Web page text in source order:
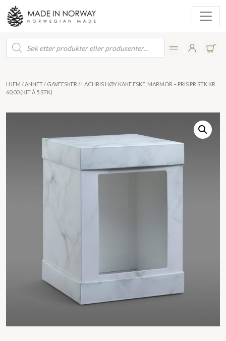
Products
search
HJEM /ANNET/ GAVEESKER / LACHRIS HØY KAKE ESKE, MARMOR – PRIS PR STK KR
60,00 (KIT Á 5 STK)